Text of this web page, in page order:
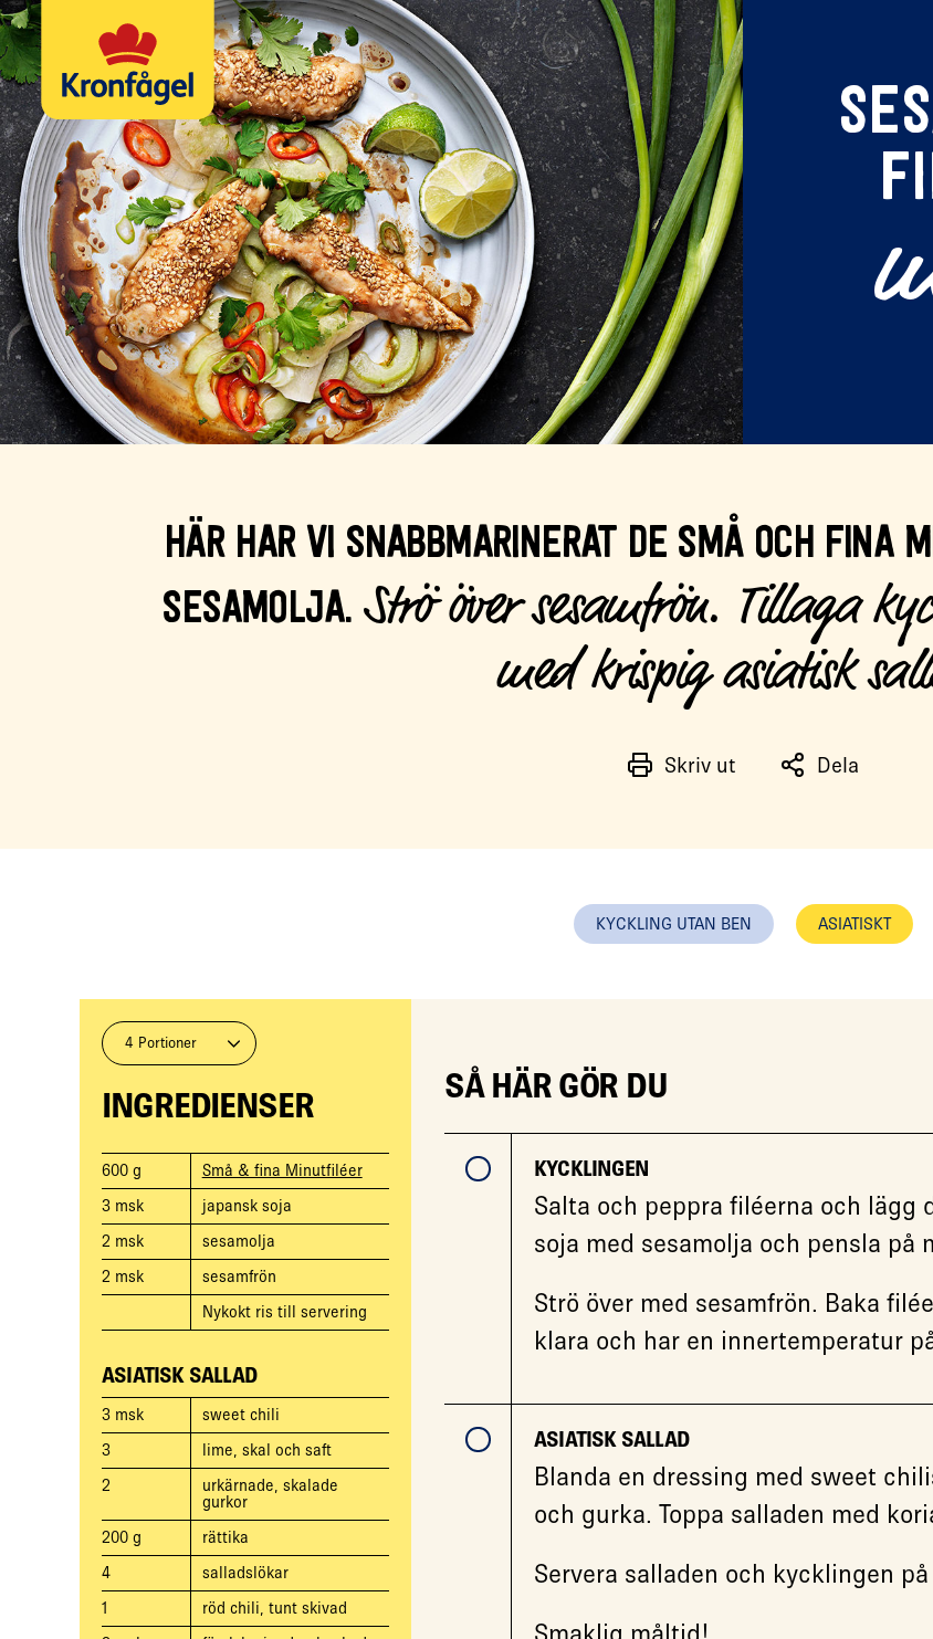
HÄR HAR VI SNABBMARINERAT DE SMÅ OCH FINA
SESAMOLJA. Strö över sesamfrön. Tillaga
med krispig asiatisk
Skriv ut Dela
KYCKLING UTAN BEN ASIATISKT
4 Portioner
INGREDIENSER
600 g
Små & fina Minutfiléer
3 msk
japansk soja
2 msk
sesamolja
2 msk
sesamfrön
Nykokt ris till servering
ASIATISK SALLAD
3 msk
sweet chili
3
lime, skal och saft
2
urkärnade, skalade
gurkor
200 g
rättika
4
salladslökar
1
röd chili, tunt skivad
SÅ HÄR GÖR DU
KYCKLINGEN
Salta och peppra filéerna och lägg
soja med sesamolja och pensla på
Strö över med sesamfrön. Baka
klara och har en innertemperatur
ASIATISK SALLAD
Blanda en dressing med sweet
och gurka. Toppa salladen med
Servera salladen och kycklingen